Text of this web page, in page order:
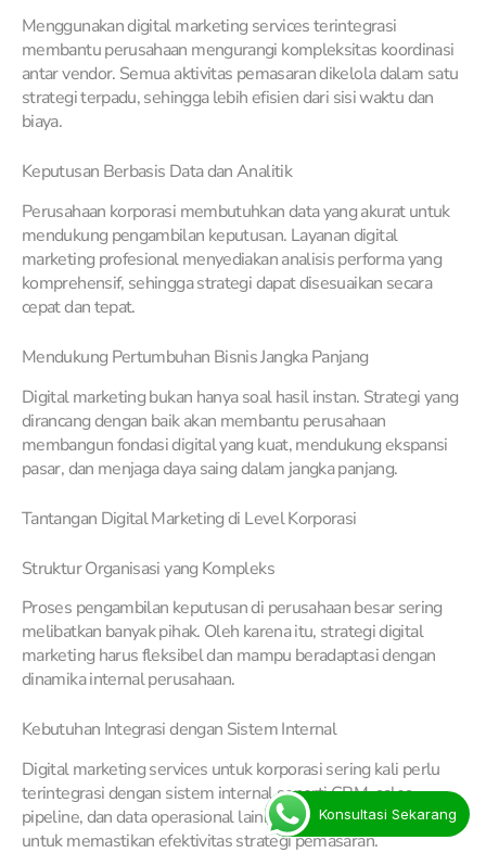
Menggunakan digital marketing services terintegrasi
membantu perusahaan mengurangi kompleksitas koordinasi
antar vendor. Semua aktivitas pemasaran dikelola dalam satu
strategi terpadu, sehingga lebih efisien dari sisi waktu dan
biaya.
Keputusan Berbasis Data dan Analitik
Perusahaan korporasi membutuhkan data yang akurat untuk
mendukung pengambilan keputusan. Layanan digital
marketing profesional menyediakan analisis performa yang
komprehensif, sehingga strategi dapat disesuaikan secara
cepat dan tepat.
Mendukung Pertumbuhan Bisnis Jangka Panjang
Digital marketing bukan hanya soal hasil instan. Strategi yang
dirancang dengan baik akan membantu perusahaan
membangun fondasi digital yang kuat, mendukung ekspansi
pasar, dan menjaga daya saing dalam jangka panjang.
Tantangan Digital Marketing di Level Korporasi
Struktur Organisasi yang Kompleks
Proses pengambilan keputusan di perusahaan besar sering
melibatkan banyak pihak. Oleh karena itu, strategi digital
marketing harus fleksibel dan mampu beradaptasi dengan
dinamika internal perusahaan.
Kebutuhan Integrasi dengan Sistem Internal
Digital marketing services untuk korporasi sering kali perlu
terintegrasi dengan sistem internal seperti CRM, sales
pipeline, dan data operasional lainnya. Integrasi ini penting
untuk memastikan efektivitas strategi pemasaran.
Konsultasi Sekarang